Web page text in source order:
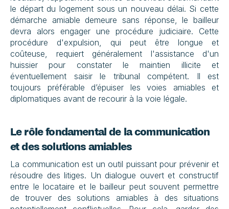
le départ du logement sous un nouveau délai. Si cette
démarche amiable demeure sans réponse, le bailleur
devra alors engager une procédure judiciaire. Cette
procédure d'expulsion, qui peut être longue et
coûteuse, requiert généralement l'assistance d'un
huissier pour constater le maintien illicite et
éventuellement saisir le tribunal compétent. Il est
toujours préférable d’épuiser les voies amiables et
diplomatiques avant de recourir à la voie légale.
Le rôle fondamental de la communication
et des solutions amiables
La communication est un outil puissant pour prévenir et
résoudre des litiges. Un dialogue ouvert et constructif
entre le locataire et le bailleur peut souvent permettre
de trouver des solutions amiables à des situations